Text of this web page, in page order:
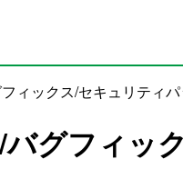
ィックス/セキュリティ
グフィッ